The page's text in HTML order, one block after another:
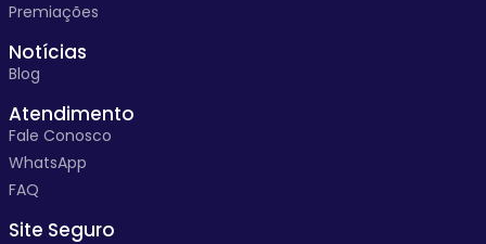
Premiações
Notícias
Blog
Atendimento
Fale Conosco
WhatsApp
FAQ
Site Seguro